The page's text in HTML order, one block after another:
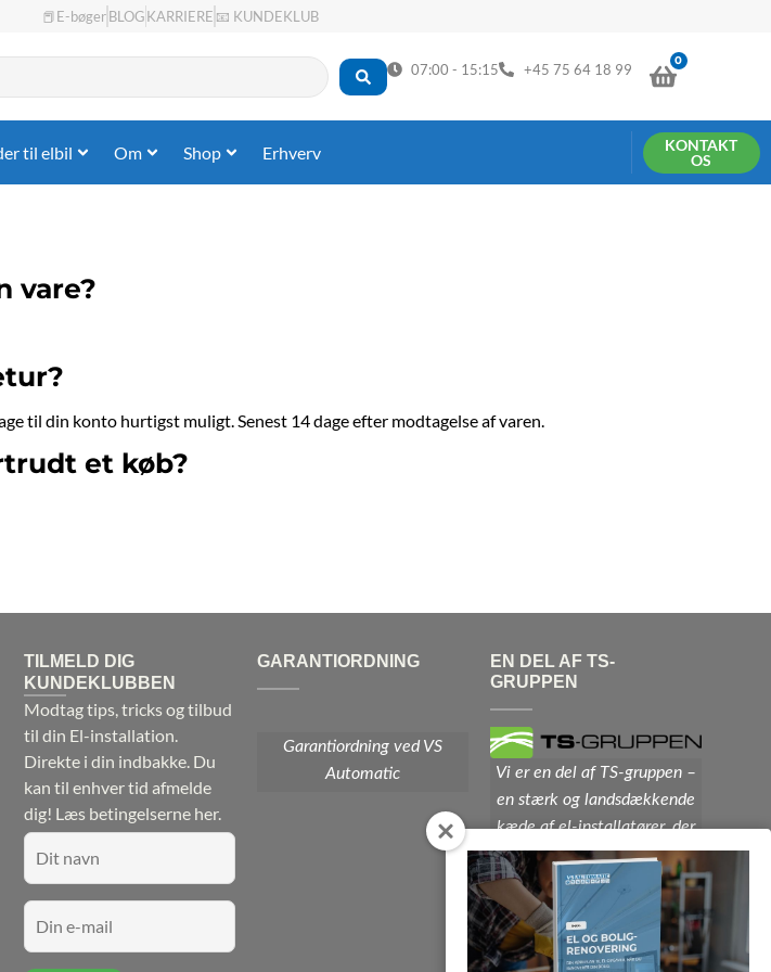
📕E-bøgerBLOGKARRIERE 📧 KUNDEKLUB
07:00 - 15:15 +45 75 64 18 99
0
KURV
til elbil Om Shop Erhverv
KONTAKT
OS
vare?
til din konto hurtigst muligt. Senest 14 dage efter modtagelse af varen.
et køb?
TILMELD DIG
KUNDEKLUBBEN
Modtag tips, tricks og tilbud
til din El-installation.
Direkte i din indbakke. Du
kan til enhver tid afmelde
dig! Læs betingelserne her.
GARANTIORDNING
Garantiordning ved VS
Automatic
EN DEL AF TS-
GRUPPEN
Vi er en del af TS-gruppen –
en stærk og landsdækkende
kæde af el-installatører, der
er opdaterede med den sidste
nye teknologi og det høje
vidensniveau det kræver at
være de bedste i branchen.